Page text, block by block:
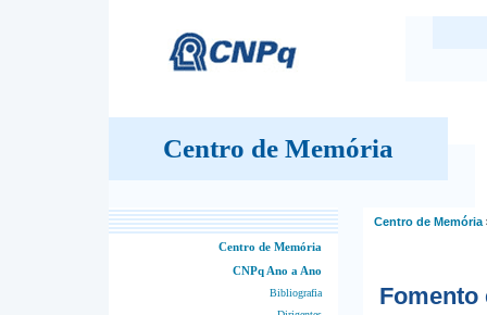
Centro de Memória
Centro de Memória
CNPq Ano a Ano
Bibliografia
Centro de Memória
Fomento